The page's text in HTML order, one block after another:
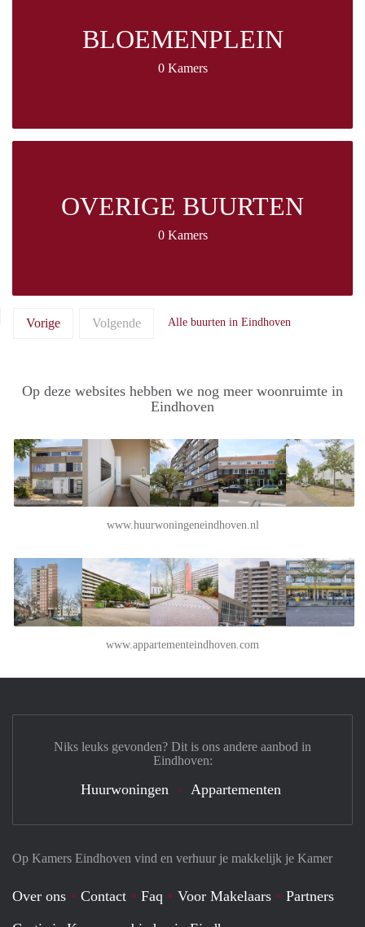
BLOEMENPLEIN
0 Kamers
OVERIGE BUURTEN
0 Kamers
Vorige Volgende Alle buurten in Eindhoven
Op deze websites hebben we nog meer woonruimte in
Eindhoven
www.huurwoningeneindhoven.nl
www.appartementeindhoven.com
Op Kamers Eindhoven vind en verhuur je makkelijk je Kamer
Over ons Contact Faq Voor Makelaars
Partners
Niks leuks gevonden? Dit is ons andere aanbod in
Eindhoven:
Huurwoningen Appartementen